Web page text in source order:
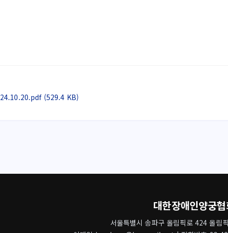
(529.4 KB)
대한장애인양궁협
서울특별시 송파구 올림픽로 424 올림